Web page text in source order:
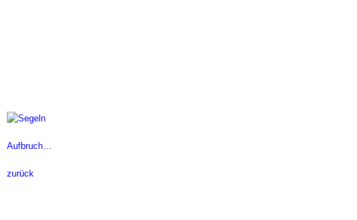
Aufbruch…
zurück